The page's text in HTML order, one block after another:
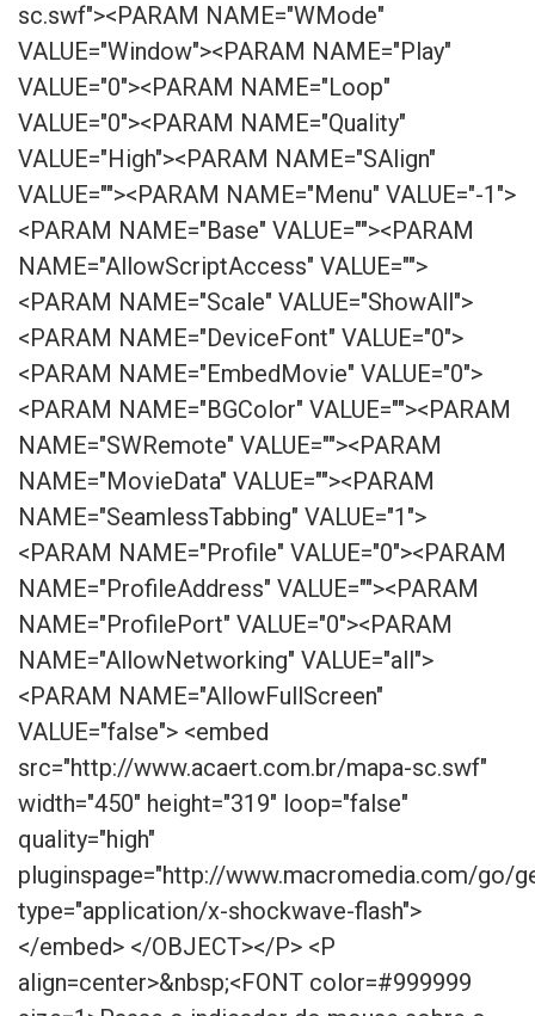
sc.swf"><PARAM NAME="WMode"
VALUE="Window"><PARAM NAME="Play"
VALUE="0"><PARAM NAME="Loop"
VALUE="0"><PARAM NAME="Quality"
VALUE="High"><PARAM NAME="SAlign"
VALUE=""><PARAM NAME="Menu" VALUE="-1">
<PARAM NAME="Base" VALUE=""><PARAM
NAME="AllowScriptAccess" VALUE="">
<PARAM NAME="Scale" VALUE="ShowAll">
<PARAM NAME="DeviceFont" VALUE="0">
<PARAM NAME="EmbedMovie" VALUE="0">
<PARAM NAME="BGColor" VALUE=""><PARAM
NAME="SWRemote" VALUE=""><PARAM
NAME="MovieData" VALUE=""><PARAM
NAME="SeamlessTabbing" VALUE="1">
<PARAM NAME="Profile" VALUE="0"><PARAM
NAME="ProfileAddress" VALUE=""><PARAM
NAME="ProfilePort" VALUE="0"><PARAM
NAME="AllowNetworking" VALUE="all">
<PARAM NAME="AllowFullScreen"
VALUE="false"> <embed
src="http://www.acaert.com.br/mapa-sc.swf"
width="450" height="319" loop="false"
quality="high"
pluginspage="http://www.macromedia.com/go/
type="application/x-shockwave-flash">
</embed> </OBJECT></P> <P
align=center>&nbsp;<FONT color=#999999